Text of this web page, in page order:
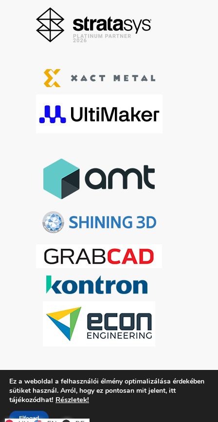
ADATKEZELÉSI TÁJÉKOZTATÓ
Ez a weboldal a felhasználói élmény optimalizálása érdekében
sütiket használ. Arról, hogy ez pontosan mit jelent, itt
tájékozódhat! Részletek!
Elfogad